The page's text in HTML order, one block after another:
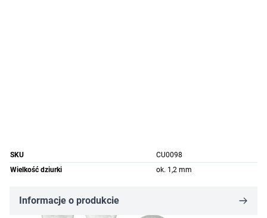
SKU
CU0098
Wielkość dziurki
ok. 1,2 mm
Informacje o produkcie